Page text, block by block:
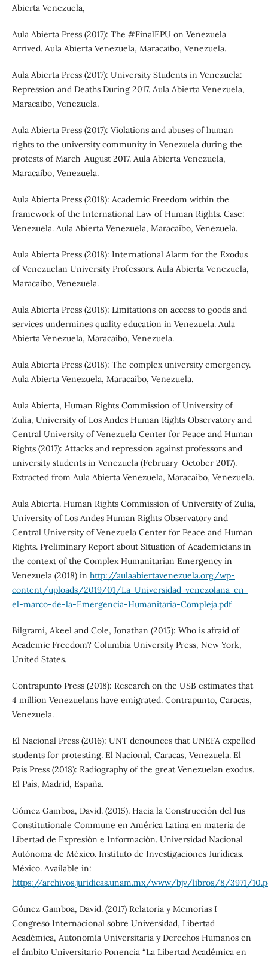
Abierta Venezuela,
Aula Abierta Press (2017): The #FinalEPU on Venezuela
Arrived. Aula Abierta Venezuela, Maracaibo, Venezuela.
Aula Abierta Press (2017): University Students in Venezuela:
Repression and Deaths During 2017. Aula Abierta Venezuela,
Maracaibo, Venezuela.
Aula Abierta Press (2017): Violations and abuses of human
rights to the university community in Venezuela during the
protests of March-August 2017. Aula Abierta Venezuela,
Maracaibo, Venezuela.
Aula Abierta Press (2018): Academic Freedom within the
framework of the International Law of Human Rights. Case:
Venezuela. Aula Abierta Venezuela, Maracaibo, Venezuela.
Aula Abierta Press (2018): International Alarm for the Exodus
of Venezuelan University Professors. Aula Abierta Venezuela,
Maracaibo, Venezuela.
Aula Abierta Press (2018): Limitations on access to goods and
services undermines quality education in Venezuela. Aula
Abierta Venezuela, Maracaibo, Venezuela.
Aula Abierta Press (2018): The complex university emergency.
Aula Abierta Venezuela, Maracaibo, Venezuela.
Aula Abierta, Human Rights Commission of University of
Zulia, University of Los Andes Human Rights Observatory and
Central University of Venezuela Center for Peace and Human
Rights (2017): Attacks and repression against professors and
university students in Venezuela (February-October 2017).
Extracted from Aula Abierta Venezuela, Maracaibo, Venezuela.
Aula Abierta. Human Rights Commission of University of Zulia,
University of Los Andes Human Rights Observatory and
Central University of Venezuela Center for Peace and Human
Rights. Preliminary Report about Situation of Academicians in
the context of the Complex Humanitarian Emergency in
Venezuela (2018) in http://aulaabiertavenezuela.org/wp-
content/uploads/2019/01/La-Universidad-venezolana-en-
el-marco-de-la-Emergencia-Humanitaria-Compleja.pdf
Bilgrami, Akeel and Cole, Jonathan (2015): Who is afraid of
Academic Freedom? Columbia University Press, New York,
United States.
Contrapunto Press (2018): Research on the USB estimates that
4 million Venezuelans have emigrated. Contrapunto, Caracas,
Venezuela.
El Nacional Press (2016): UNT denounces that UNEFA expelled
students for protesting. El Nacional, Caracas, Venezuela. El
País Press (2018): Radiography of the great Venezuelan exodus.
El País, Madrid, España.
Gómez Gamboa, David. (2015). Hacia la Construcción del Ius
Constitutionale Commune en América Latina en materia de
Libertad de Expresión e Información. Universidad Nacional
Autónoma de México. Instituto de Investigaciones Jurídicas.
México. Available in:
https://archivos.juridicas.unam.mx/www/bjv/libros/8/3971/
Gómez Gamboa, David. (2017) Relatoría y Memorias I
Congreso Internacional sobre Universidad, Libertad
Académica, Autonomía Universitaria y Derechos Humanos en
el ámbito Universitario Ponencia “La Libertad Académica en